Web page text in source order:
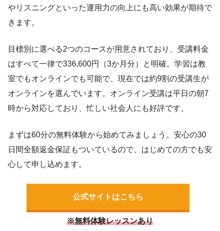
やリスニングといった運用力の向上にも高い効果が期待で
きます。
目標別に選べる2つのコースが用意されており、受講料金
はすべて一律で336,600円（3か月分）と明確。学習は教
室でもオンラインでも可能で、現在では約9割の受講生が
オンラインを選んでいます。オンライン受講は平日の朝7
時から対応しており、忙しい社会人にも好評です。
まずは60分の無料体験から始めてみましょう。安心の30
日間全額返金保証もついているので、はじめての方でも安
心して申し込めます。
公式サイトはこちら
※無料体験レッスンあり